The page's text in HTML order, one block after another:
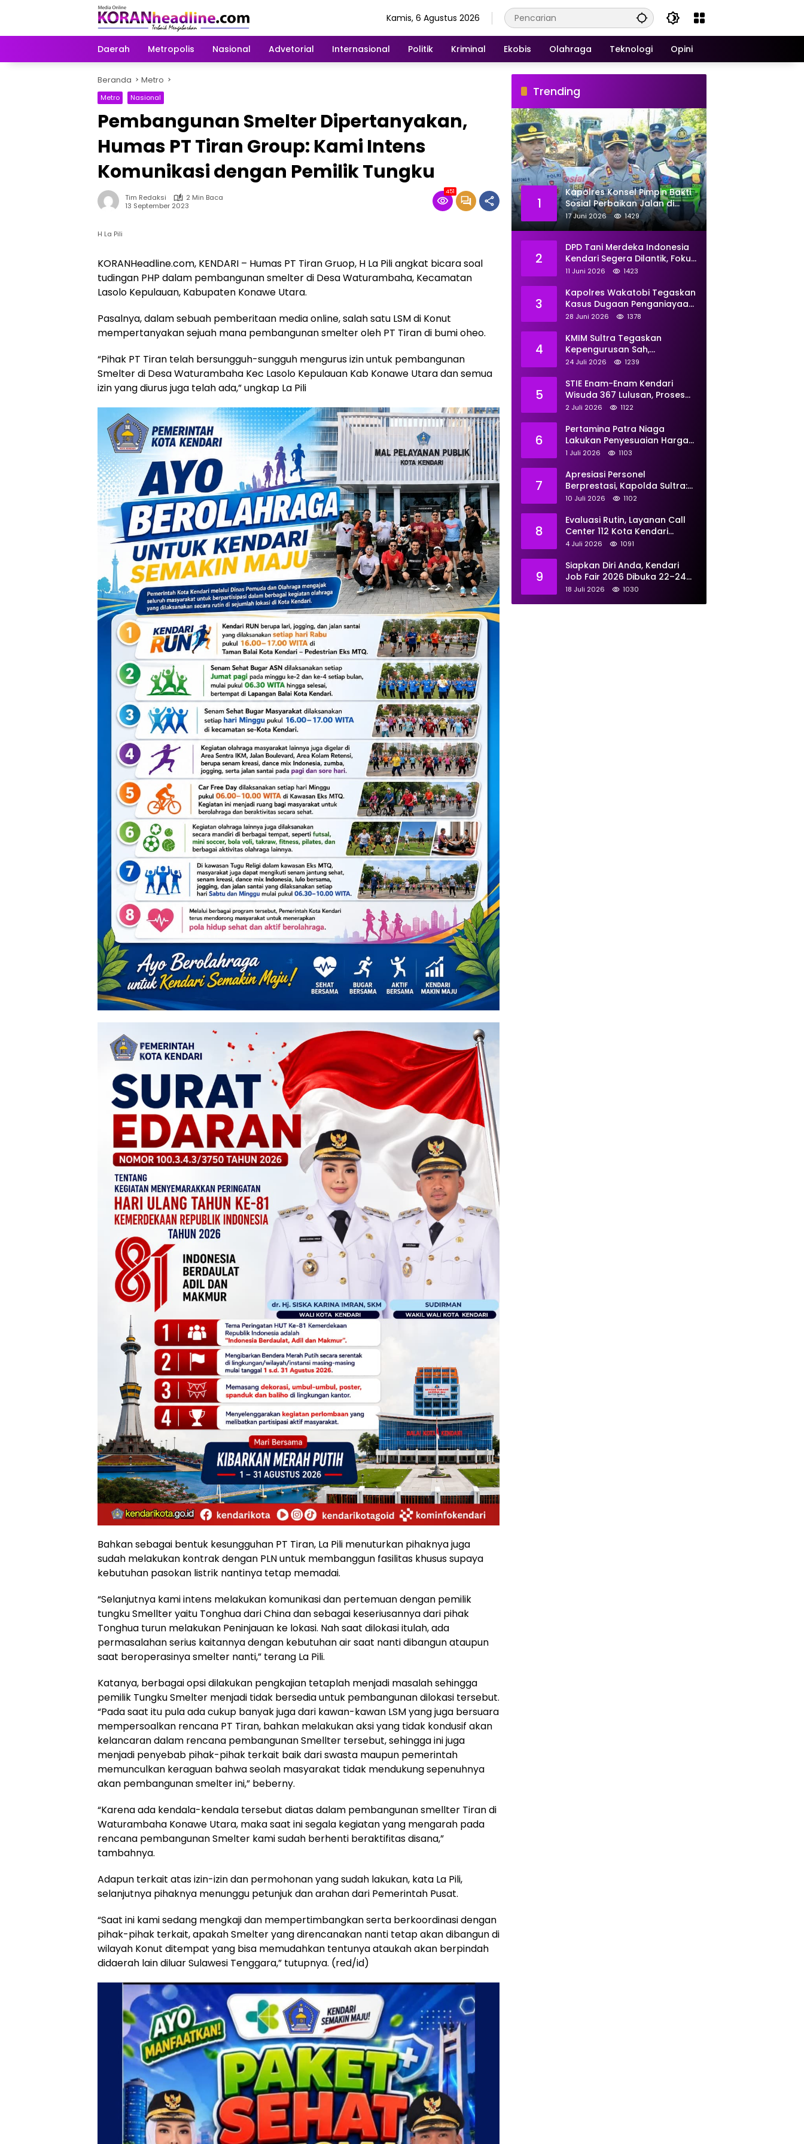
Kamis, 6 Agustus 2026
Daerah Metropolis Nasional Advetorial Internasional Politik Kriminal Ekobis Olahraga Teknologi Opini
Beranda Metro
Metro Nasional
Pembangunan Smelter Dipertanyakan,
Humas PT Tiran Group: Kami Intens
Komunikasi dengan Pemilik Tungku
Tim Redaksi
2 Min Baca
13 September 2023
451
H La Pili
KORANHeadline.com, KENDARI – Humas PT Tiran Gruop, H La Pili angkat bicara soal
tudingan PHP dalam pembangunan smelter di Desa Waturambaha, Kecamatan
Lasolo Kepulauan, Kabupaten Konawe Utara.
Pasalnya, dalam sebuah pemberitaan media online, salah satu LSM di Konut
mempertanyakan sejuah mana pembangunan smelter oleh PT Tiran di bumi oheo.
“Pihak PT Tiran telah bersungguh-sungguh mengurus izin untuk pembangunan
Smelter di Desa Waturambaha Kec Lasolo Kepulauan Kab Konawe Utara dan semua
izin yang diurus juga telah ada,” ungkap La Pili
Bahkan sebagai bentuk kesungguhan PT Tiran, La Pili menuturkan pihaknya juga
sudah melakukan kontrak dengan PLN untuk membanggun fasilitas khusus supaya
kebutuhan pasokan listrik nantinya tetap memadai.
“Selanjutnya kami intens melakukan komunikasi dan pertemuan dengan pemilik
tungku Smellter yaitu Tonghua dari China dan sebagai keseriusannya dari pihak
Tonghua turun melakukan Peninjauan ke lokasi. Nah saat dilokasi itulah, ada
permasalahan serius kaitannya dengan kebutuhan air saat nanti dibangun ataupun
saat beroperasinya smelter nanti,” terang La Pili.
Katanya, berbagai opsi dilakukan pengkajian tetaplah menjadi masalah sehingga
pemilik Tungku Smelter menjadi tidak bersedia untuk pembangunan dilokasi tersebut.
“Pada saat itu pula ada cukup banyak juga dari kawan-kawan LSM yang juga bersuara
mempersoalkan rencana PT Tiran, bahkan melakukan aksi yang tidak kondusif akan
kelancaran dalam rencana pembangunan Smellter tersebut, sehingga ini juga
menjadi penyebab pihak-pihak terkait baik dari swasta maupun pemerintah
memunculkan keraguan bahwa seolah masyarakat tidak mendukung sepenuhnya
akan pembangunan smelter ini,” beberny.
“Karena ada kendala-kendala tersebut diatas dalam pembangunan smellter Tiran di
Waturambaha Konawe Utara, maka saat ini segala kegiatan yang mengarah pada
rencana pembangunan Smelter kami sudah berhenti beraktifitas disana,”
tambahnya.
Adapun terkait atas izin-izin dan permohonan yang sudah lakukan, kata La Pili,
selanjutnya pihaknya menunggu petunjuk dan arahan dari Pemerintah Pusat.
“Saat ini kami sedang mengkaji dan mempertimbangkan serta berkoordinasi dengan
pihak-pihak terkait, apakah Smelter yang direncanakan nanti tetap akan dibangun di
wilayah Konut ditempat yang bisa memudahkan tentunya ataukah akan berpindah
didaerah lain diluar Sulawesi Tenggara,” tutupnya. (red/id)
Trending
1
Kapolres Konsel Pimpin Bakti
Sosial Perbaikan Jalan di
Kecamatan Laeya, 19 Titik
Rusak Siap Ditambal
17 Juni 2026 1429
2
DPD Tani Merdeka Indonesia
Kendari Segera Dilantik, Fokus
Perkuat Pemberdayaan
11 Juni 2026 1423
3
Kapolres Wakatobi Tegaskan
Kasus Dugaan Penganiayaan
Dua Remaja oleh Dua
Profesional
28 Juni 2026 1378
4
KMIM Sultra Tegaskan
Kepengurusan Sah,
Peringatkan Klaim Ketua
24 Juli 2026 1239
5
STIE Enam-Enam Kendari
Wisuda 367 Lulusan, Proses
Transformasi Menuju
Kemendiktisaintek
2 Juli 2026 1122
6
Pertamina Patra Niaga
Lakukan Penyesuaian Harga
BBM Non Subsidi Per 1 Juli
1 Juli 2026 1103
7
Apresiasi Personel
Berprestasi, Kapolda Sultra:
Tunjukkan Kompetensi
10 Juli 2026 1102
8
Evaluasi Rutin, Layanan Call
Center 112 Kota Kendari
Tangani 167 Laporan Selama
4 Juli 2026 1091
9
Siapkan Diri Anda, Kendari
Job Fair 2026 Dibuka 22–24
Juli: Sediakan 700 Lowongan
18 Juli 2026 1030